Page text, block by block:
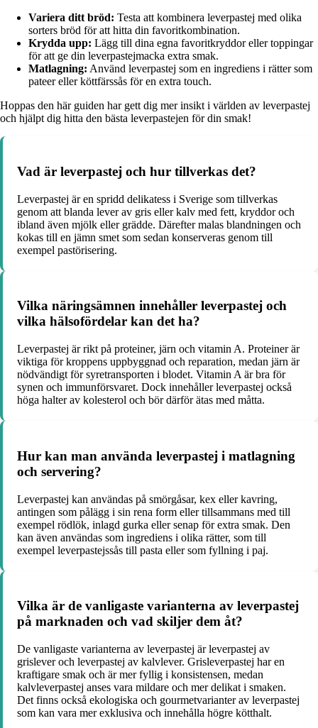
Variera ditt bröd: Testa att kombinera leverpastej med olika
sorters bröd för att hitta din favoritkombination.
Krydda upp: Lägg till dina egna favoritkryddor eller toppingar
för att ge din leverpastejmacka extra smak.
Matlagning: Använd leverpastej som en ingrediens i rätter som
pateer eller köttfärssås för en extra touch.
Hoppas den här guiden har gett dig mer insikt i världen av leverpastej
och hjälpt dig hitta den bästa leverpastejen för din smak!
Vad är leverpastej och hur tillverkas det?
Leverpastej är en spridd delikatess i Sverige som tillverkas
genom att blanda lever av gris eller kalv med fett, kryddor och
ibland även mjölk eller grädde. Därefter malas blandningen och
kokas till en jämn smet som sedan konserveras genom till
exempel pastörisering.
Vilka näringsämnen innehåller leverpastej och
vilka hälsofördelar kan det ha?
Leverpastej är rikt på proteiner, järn och vitamin A. Proteiner är
viktiga för kroppens uppbyggnad och reparation, medan järn är
nödvändigt för syretransporten i blodet. Vitamin A är bra för
synen och immunförsvaret. Dock innehåller leverpastej också
höga halter av kolesterol och bör därför ätas med måtta.
Hur kan man använda leverpastej i matlagning
och servering?
Leverpastej kan användas på smörgåsar, kex eller kavring,
antingen som pålägg i sin rena form eller tillsammans med till
exempel rödlök, inlagd gurka eller senap för extra smak. Den
kan även användas som ingrediens i olika rätter, som till
exempel leverpastejssås till pasta eller som fyllning i paj.
Vilka är de vanligaste varianterna av leverpastej
på marknaden och vad skiljer dem åt?
De vanligaste varianterna av leverpastej är leverpastej av
grislever och leverpastej av kalvlever. Grisleverpastej har en
kraftigare smak och är mer fyllig i konsistensen, medan
kalvleverpastej anses vara mildare och mer delikat i smaken.
Det finns också ekologiska och gourmetvarianter av leverpastej
som kan vara mer exklusiva och innehålla högre kötthalt.